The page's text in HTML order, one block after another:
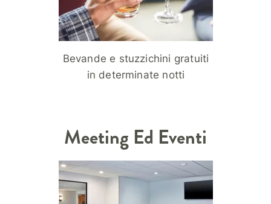
Bevande e stuzzichini gratuiti
in determinate notti
Meeting Ed Eventi